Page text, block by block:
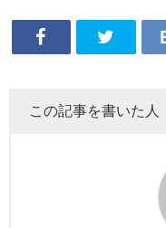
この記事を書いた人